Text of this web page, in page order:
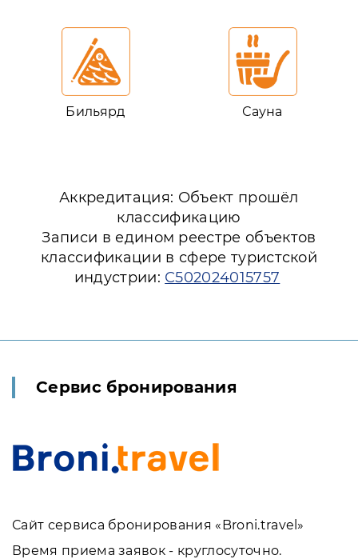
Бильярд Сауна
Аккредитация: Объект прошёл
классификацию
Записи в едином реестре объектов
классификации в сфере туристской
индустрии: С502024015757
Сервис бронирования
Сайт сервиса бронирования «Broni.travel»
Время приема заявок - круглосуточно.